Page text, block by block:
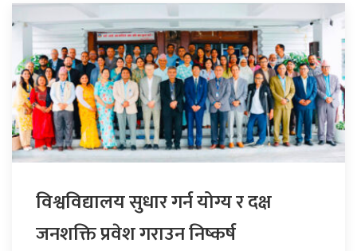
विश्वविद्यालय सुधार गर्न योग्य र दक्ष
जनशक्ति प्रवेश गराउन निष्कर्ष